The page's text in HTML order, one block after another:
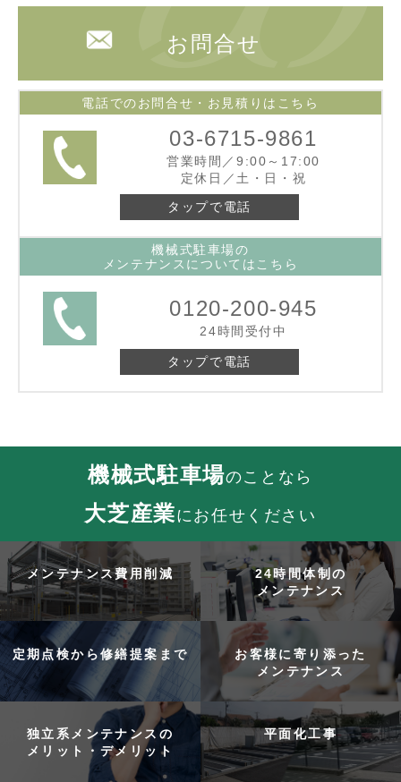
お問合せ
電話でのお問合せ・お見積りはこちら
03-6715-9861
営業時間／9:00～17:00
定休日／土・日・祝
タップで電話
機械式駐車場の
メンテナンスについてはこちら
0120-200-945
24時間受付中
タップで電話
機械式駐車場のことなら
大芝産業にお任せください
メンテナンス費用削減
24時間体制の
メンテナンス
定期点検から修繕提案まで
お客様に寄り添った
メンテナンス
独立系メンテナンスの
メリット・デメリット
平面化工事